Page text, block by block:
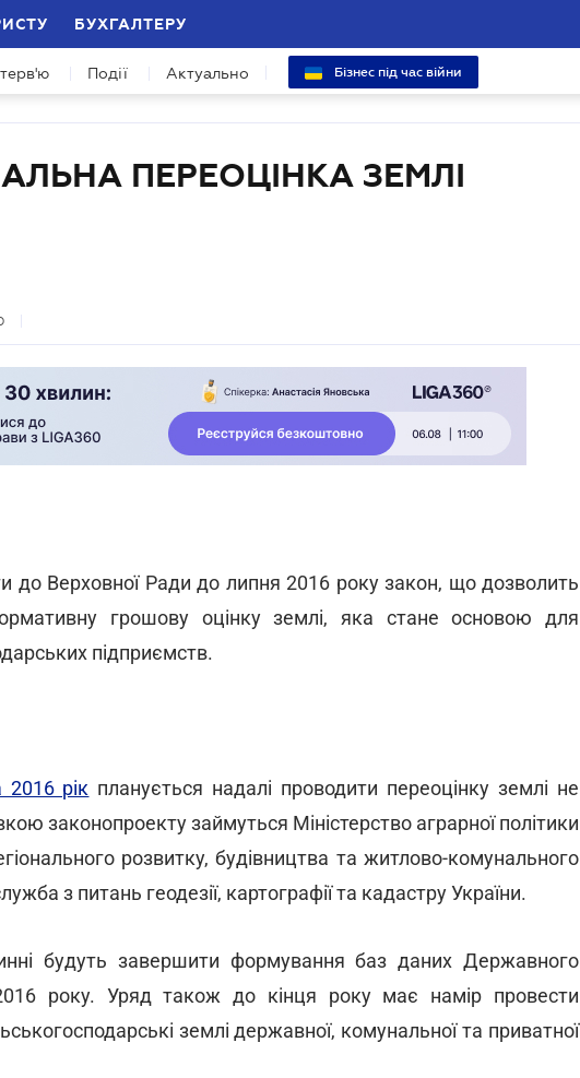
БУХГАЛТЕРУ
Події Актуально Бізнес під час війни
ПЕРЕОЦІНКА ЗЕМЛІ
до Верховної Ради до липня 2016 року закон, що дозволить
грошову оцінку землі, яка стане основою для
підприємств.
рік планується надалі проводити переоцінку землі не
законопроекту займуться Міністерство аграрної політики
розвитку, будівництва та житлово-комунального
з питань геодезії, картографії та кадастру України.
будуть завершити формування баз даних Державного
року. Уряд також до кінця року має намір провести
землі державної, комунальної та приватної